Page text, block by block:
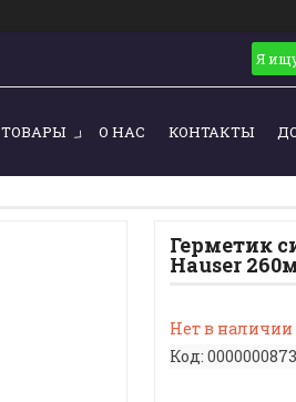
ТОВАРЫ О НАС КОНТАКТЫ
Герметик
Hauser
Нет в наличии
Код: 0000000873